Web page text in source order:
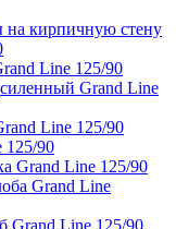
на кирпичную стену
Line 125/90
Grand Line
Line 125/90
125/90
Grand Line 125/90
Grand Line
Grand Line 125/90